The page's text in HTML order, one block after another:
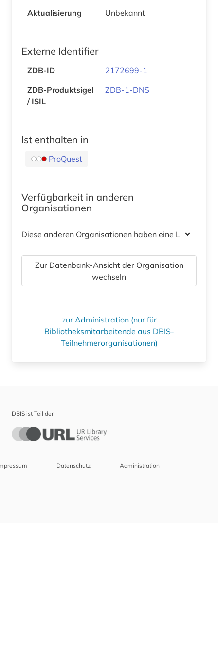
Aktualisierung Unbekannt
Externe Identifier
ZDB-ID
2172699-1
ZDB-Produktsigel
/ ISIL
ZDB-1-DNS
Ist enthalten in
ProQuest
Verfügbarkeit in anderen
Organisationen
Diese anderen Organisationen haben eine Lizenz
Zur Datenbank-Ansicht der Organisation
wechseln
zur Administration (nur für
Bibliotheksmitarbeitende aus DBIS-
Teilnehmerorganisationen)
DBIS ist Teil der
Datenschutz Administration